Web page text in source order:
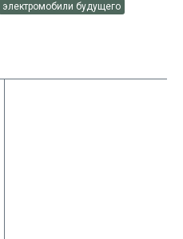
электромобили будущего